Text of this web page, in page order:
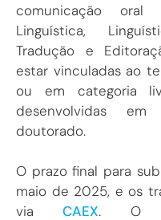
comunicação oral
Linguística,
Tradução e
estar vinculadas ao
ou em categoria
desenvolvidas
doutorado.
O prazo final para
maio de 2025, e os
viaCAEX. O